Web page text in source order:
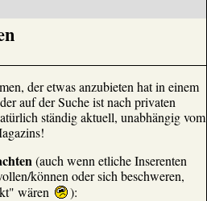
der etwas anzubieten hat in einem
auf der Suche ist nach privaten
ständig aktuell, unabhängig vom
(auch wenn etliche Inserenten
können oder sich beschweren,
wären
):